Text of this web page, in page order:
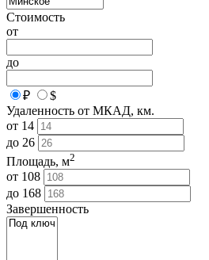
Стоимость
от
до
₽
$
Удаленность от МКАД, км.
от 14
до 26
Площадь, м2
от 108
до 168
Завершенность